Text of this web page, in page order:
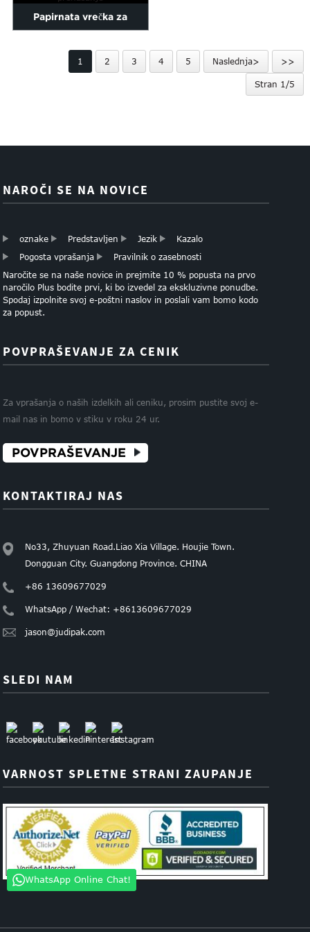
Papirnata vrečka za
steklenica Papirnata vrečka
1 2 3 4 5 Naslednja> >>
Stran 1/5
NAROČI SE NA NOVICE
oznake Predstavljen Jezik
Kazalo
Pogosta vprašanja
Pravilnik o zasebnosti
Naročite se na naše novice in prejmite 10 % popusta na prvo
naročilo Plus bodite prvi, ki bo izvedel za ekskluzivne ponudbe.
Spodaj izpolnite svoj e-poštni naslov in poslali vam bomo kodo
za popust.
POVPRAŠEVANJE ZA CENIK
Za vprašanja o naših izdelkih ali ceniku, prosim pustite svoj e-
mail nas in bomo v stiku v roku 24 ur.
POVPRAŠEVANJE
KONTAKTIRAJ NAS
No33, Zhuyuan Road.Liao Xia Village. Houjie Town.
Dongguan City. Guangdong Province. CHINA
+86 13609677029
WhatsApp / Wechat: +8613609677029
jason@judipak.com
SLEDI NAM
VARNOST SPLETNE STRANI ZAUPANJE
WhatsApp Online Chat!